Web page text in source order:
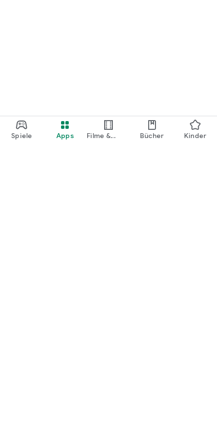
Spiele Apps
Filme &
Bücher Kinder